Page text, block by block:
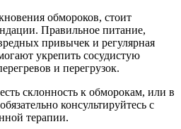
обмороков, стоит
Правильное питание,
привычек и регулярная
укрепить сосудистую
и перегрузок.
склонность к обморокам, или в
консультируйтесь с
терапии.